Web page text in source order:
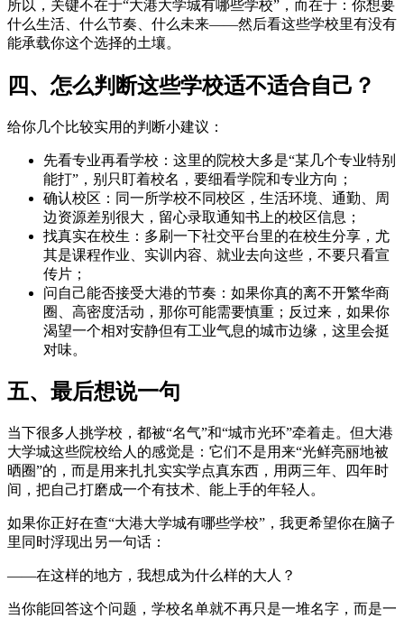
所以，关键不在于“大港大学城有哪些学校”，而在于：你想要
什么生活、什么节奏、什么未来——然后看这些学校里有没有
能承载你这个选择的土壤。
四、怎么判断这些学校适不适合自己？
给你几个比较实用的判断小建议：
先看专业再看学校：这里的院校大多是“某几个专业特别
能打”，别只盯着校名，要细看学院和专业方向；
确认校区：同一所学校不同校区，生活环境、通勤、周
边资源差别很大，留心录取通知书上的校区信息；
找真实在校生：多刷一下社交平台里的在校生分享，尤
其是课程作业、实训内容、就业去向这些，不要只看宣
传片；
问自己能否接受大港的节奏：如果你真的离不开繁华商
圈、高密度活动，那你可能需要慎重；反过来，如果你
渴望一个相对安静但有工业气息的城市边缘，这里会挺
对味。
五、最后想说一句
当下很多人挑学校，都被“名气”和“城市光环”牵着走。但大港
大学城这些院校给人的感觉是：它们不是用来“光鲜亮丽地被
晒圈”的，而是用来扎扎实实学点真东西，用两三年、四年时
间，把自己打磨成一个有技术、能上手的年轻人。
如果你正好在查“大港大学城有哪些学校”，我更希望你在脑子
里同时浮现出另一句话：
——在这样的地方，我想成为什么样的大人？
当你能回答这个问题，学校名单就不再只是一堆名字，而是一